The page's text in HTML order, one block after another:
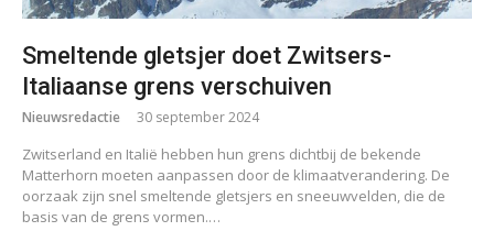
Smeltende gletsjer doet Zwitsers-
Italiaanse grens verschuiven
Nieuwsredactie 30 september 2024
Zwitserland en Italië hebben hun grens dichtbij de bekende
Matterhorn moeten aanpassen door de klimaatverandering. De
oorzaak zijn snel smeltende gletsjers en sneeuwvelden, die de
basis van de grens vormen.…